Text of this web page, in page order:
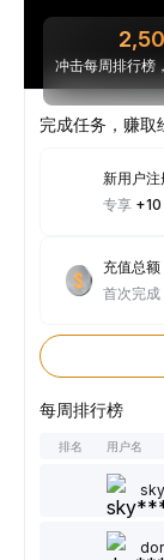
冲击每周排行榜
完成任务，赚取
新用户注
专享 +10
充值总
首次完成
每周排行榜
排名 用户名